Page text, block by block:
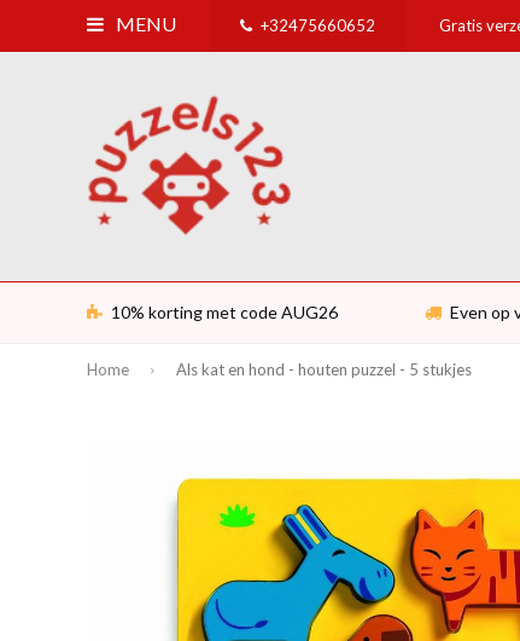
MENU +32475660652 Gratis
10% korting met code AUG26 Even op
Home Als kat en hond - houten puzzel - 5 stukjes